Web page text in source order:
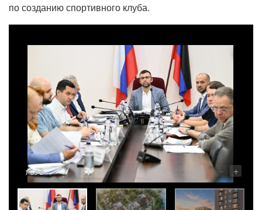
по созданию спортивного клуба.
1из 3 - +